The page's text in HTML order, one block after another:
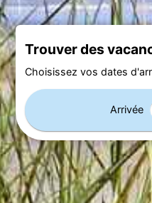
Trouver des
Choisissez vos dates
Arrivée